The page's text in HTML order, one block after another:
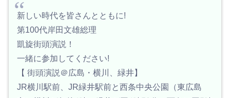
新しい時代を皆さんとともに!
第100代岸田文雄総理
凱旋街頭演説！
一緒に参加してください!
【 街頭演説＠広島・横川、緑井】
JR横川駅前、JR緑井駅前と西条中央公園（東広島